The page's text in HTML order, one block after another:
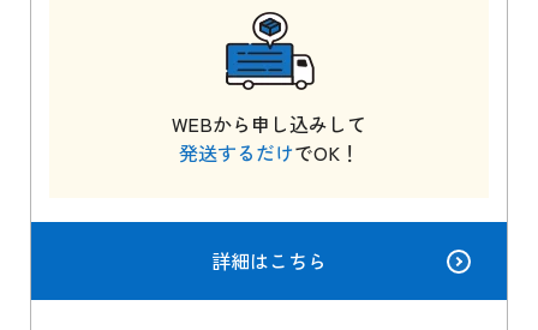
WEBから申し込みして
発送するだけでOK！
詳細はこちら